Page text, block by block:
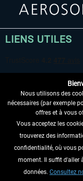
LIENS UTILES
RENONCER AU
INFORMATIONS
NE MANQUEZ
Nous utilisons des
nécessaires (par exemple
offres et à vous
Vous acceptez les
trouverez des
confidentialité, où vous
moment. Il suffit d'aller
données. Consultez